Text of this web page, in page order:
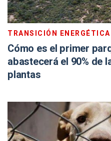
TRANSICIÓN ENERGÉTICA
Cómo es el primer
abastecerá el 90% de
plantas